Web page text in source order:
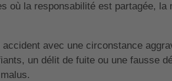
où la responsabilité est partagée, la
avec une circonstance
un délit de fuite ou une fausse